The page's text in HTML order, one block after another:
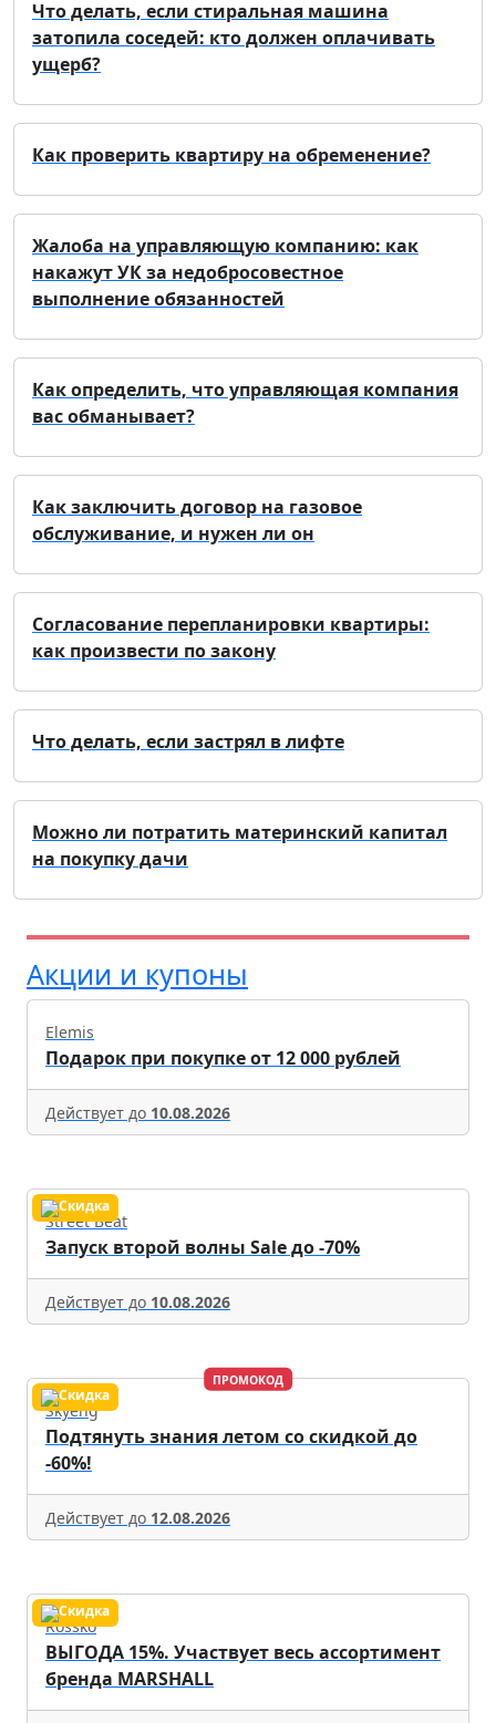
Что делать, если стиральная машина
затопила соседей: кто должен оплачивать
ущерб?
Как проверить квартиру на обременение?
Жалоба на управляющую компанию: как
накажут УК за недобросовестное
выполнение обязанностей
Как определить, что управляющая компания
вас обманывает?
Как заключить договор на газовое
обслуживание, и нужен ли он
Согласование перепланировки квартиры:
как произвести по закону
Что делать, если застрял в лифте
Можно ли потратить материнский капитал
на покупку дачи
Акции и купоны
Elemis
Подарок при покупке от 12 000 рублей
Действует до 10.08.2026
Street Beat
Запуск второй волны Sale до -70%
Действует до 10.08.2026
ПРОМОКОД
Skyeng
Подтянуть знания летом со скидкой до
-60%!
Действует до 12.08.2026
Rossko
ВЫГОДА 15%. Участвует весь ассортимент
бренда MARSHALL